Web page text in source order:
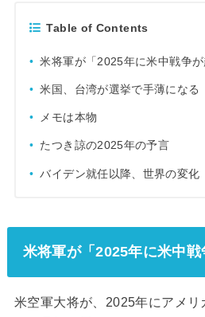
Table of Contents
米将軍が「2025年に米中戦争
米国、台湾が選挙で手薄になる
メモは本物
たつき諒の2025年の予言
バイデン就任以降、世界の変化
米将軍が「2025年に米中
米空軍大将が、2025年にアメリ